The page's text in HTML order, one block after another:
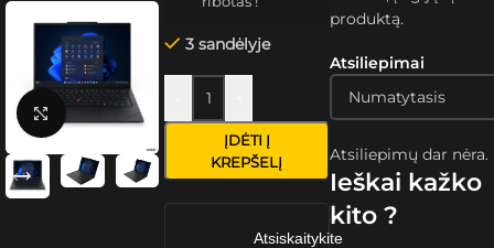
Spustelėkite, kad padidintumėte
3 sandėlyje
ĮDĖTI Į
KREPŠELĮ
Atsiskaitykite
Atsiliepimai
Atsiliepimų dar nėra.
produktą.
Ieškai kažko
kito ?